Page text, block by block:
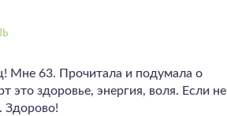
Мне 63. Прочитала и подумала о
это здоровье, энергия, воля. Если не
Здорово!